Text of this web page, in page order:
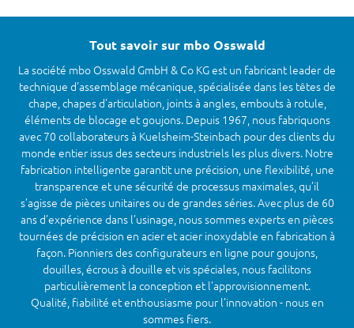
Tout savoir sur mbo Osswald
La société mbo Osswald GmbH & Co KG est un fabricant leader de
technique d'assemblage mécanique, spécialisée dans les têtes de
chape, chapes d’articulation, joints à angles, embouts à rotule,
éléments de blocage et goujons. Depuis 1967, nous fabriquons
avec 70 collaborateurs à Kuelsheim-Steinbach pour des clients du
monde entier issus des secteurs industriels les plus divers. Notre
fabrication intelligente garantit une précision, une flexibilité, une
transparence et une sécurité de processus maximales, qu’il
s’agisse de pièces unitaires ou de grandes séries. Avec plus de 60
ans d’expérience dans l’usinage, nous sommes experts en pièces
tournées de précision en acier et acier inoxydable en fabrication à
façon. Pionniers des configurateurs en ligne pour goujons,
douilles, écrous à douille et vis spéciales, nous facilitons
particulièrement la conception et l’approvisionnement.
Qualité, fiabilité et enthousiasme pour l’innovation - nous en
sommes fiers.